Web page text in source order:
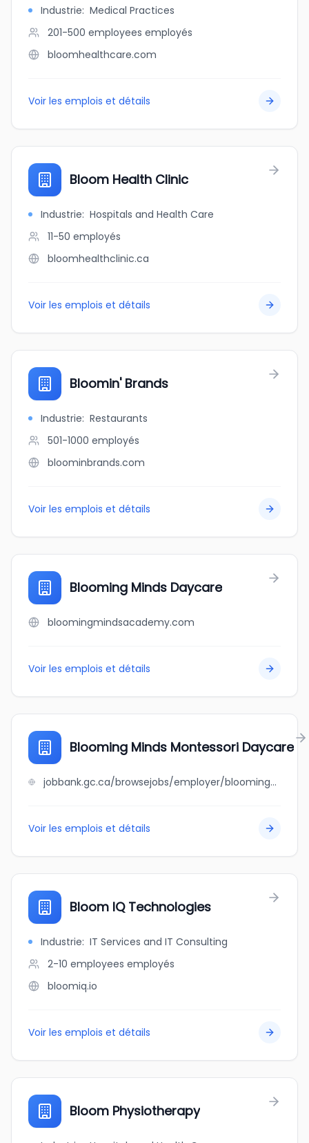
Industrie: Medical Practices
201-500 employees employés
bloomhealthcare.com
Voir les emplois et détails
Bloom Health Clinic
Industrie: Hospitals and Health Care
11-50 employés
bloomhealthclinic.ca
Voir les emplois et détails
Bloomin' Brands
Industrie: Restaurants
501-1000 employés
bloominbrands.com
Voir les emplois et détails
Blooming Minds Daycare
bloomingmindsacademy.com
Voir les emplois et détails
Blooming Minds Montessori Daycare
jobbank.gc.ca/browsejobs/employer/blooming+minds+montessori+daycare/ca
Voir les emplois et détails
Bloom IQ Technologies
Industrie: IT Services and IT Consulting
2-10 employees employés
bloomiq.io
Voir les emplois et détails
Bloom Physiotherapy